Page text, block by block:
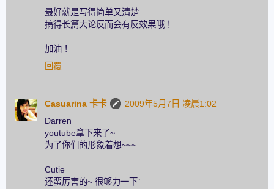
最好就是写得简单又清楚
搞得长篇大论反而会有反效果哦！
加油！
回覆
Casuarina 卡卡
2009年5月7日 凌晨1:02
Darren
youtube拿下来了~
为了你们的形象着想~~~
Cutie
还蛮厉害的~ 很够力一下`